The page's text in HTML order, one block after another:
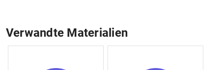
Verwandte Materialien